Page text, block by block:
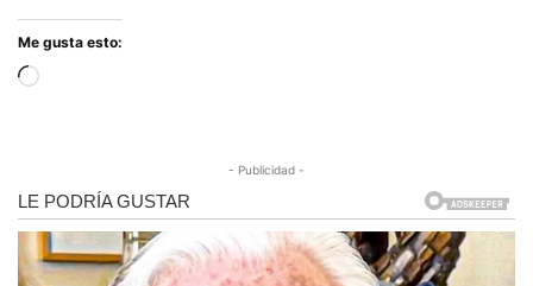
Me gusta esto:
Cargando...
- Publicidad -